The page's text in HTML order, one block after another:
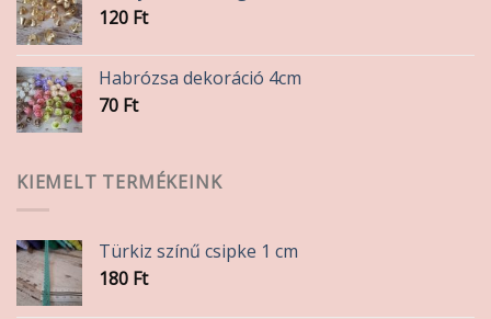
120 Ft
Habrózsa dekoráció 4cm
70 Ft
KIEMELT TERMÉKEINK
Türkiz színű csipke 1 cm
180 Ft